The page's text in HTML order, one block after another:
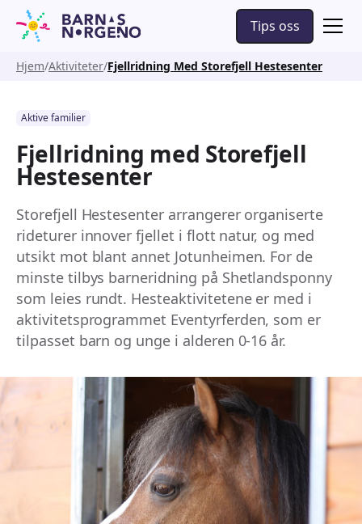
Tips oss
Hjem Aktiviteter Fjellridning Med Storefjell Hestesenter
Aktive familier
Fjellridning med Storefjell
Hestesenter
Storefjell Hestesenter arrangerer organiserte
rideturer innover fjellet i flott natur, og med
utsikt mot blant annet Jotunheimen. For de
minste tilbys barneridning på Shetlandsponny
som leies rundt. Hesteaktivitetene er med i
aktivitetsprogrammet Eventyrferden, som er
tilpasset barn og unge i alderen 0-16 år.